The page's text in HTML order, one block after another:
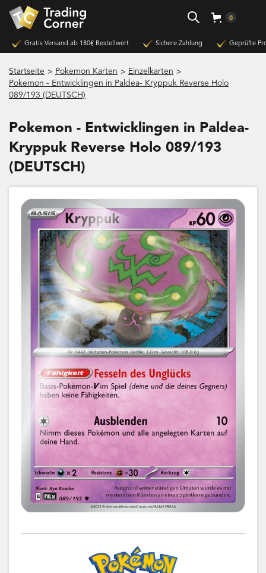
0
Gratis Versand ab 180€ Bestellwert Sichere Zahlung Geprüfte
Startseite > Pokemon Karten > Einzelkarten >
Pokemon - Entwicklingen in Paldea- Kryppuk Reverse Holo
089/193 (DEUTSCH)
Pokemon - Entwicklingen in Paldea-
Kryppuk Reverse Holo 089/193
(DEUTSCH)